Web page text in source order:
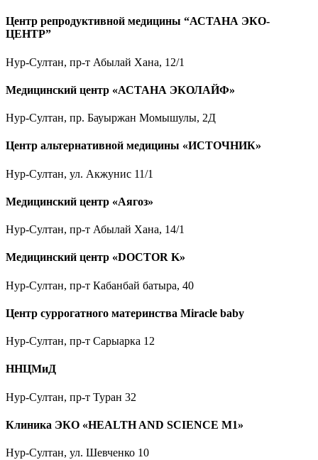
Центр репродуктивной медицины “АСТАНА ЭКО-
ЦЕНТР”
Нур-Султан, пр-т Абылай Хана, 12/1
Медицинский центр «АСТАНА ЭКОЛАЙФ»
Нур-Султан, пр. Бауыржан Момышулы, 2Д
Центр альтернативной медицины «ИСТОЧНИК»
Нур-Султан, ул. Акжунис 11/1
Медицинский центр «Аягоз»
Нур-Султан, пр-т Абылай Хана, 14/1
Медицинский центр «DOCTOR K»
Нур-Султан, пр-т Кабанбай батыра, 40
Центр суррогатного материнства Miracle baby
Нур-Султан, пр-т Сарыарка 12
ННЦМиД
Нур-Султан, пр-т Туран 32
Клиника ЭКО «HEALTH AND SCIENCE M1»
Нур-Султан, ул. Шевченко 10